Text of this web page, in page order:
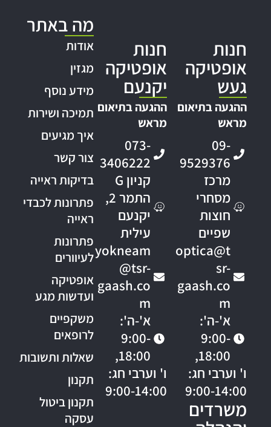
חנות
אופטיקה
געש
ההגעה בתיאום
מראש
09-
9529376
מרכז
מסחרי
חוצות
שפיים
optica@t
sr-
gaash.co
m
א'-ה':
9:00-
18:00,
ו' וערבי חג:
9:00-14:00
משרדים
חנות
אופטיקה
יקנעם
ההגעה בתיאום
מראש
073-
3406222
קניון G
התמר 2,
יקנעם
עילית
yokneam
@tsr-
gaash.co
m
א'-ה':
9:00-
18:00,
ו' וערבי חג:
9:00-14:00
מה באתר
אודות
מגזין
מידע נוסף
תמיכה ושירות
איך מגיעים
צור קשר
בדיקות ראייה
פתרונות לכבדי
ראייה
פתרונות
לעיוורים
אופטיקה
ועדשות מגע
משקפיים
לרופאים
שאלות ותשובות
תקנון
תקנון ביטול
עסקה